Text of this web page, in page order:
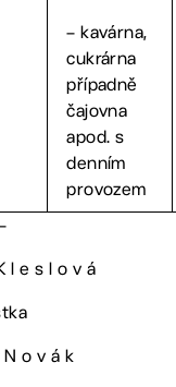
– kavárna,
cukrárna
případně
čajovna
apod. s
denním
provozem
l e s l o v á
N o v á k